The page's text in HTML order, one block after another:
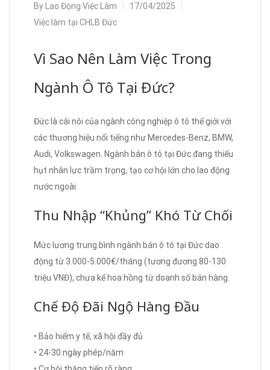
By Lao Động Việc Làm
17/04/2025
Việc làm tại CHLB Đức
Vì Sao Nên Làm Việc Trong
Ngành Ô Tô Tại Đức?
Đức là cái nôi của ngành công nghiệp ô tô thế giới với
các thương hiệu nổi tiếng như Mercedes-Benz, BMW,
Audi, Volkswagen. Ngành bán ô tô tại Đức đang thiếu
hụt nhân lực trầm trọng, tạo cơ hội lớn cho lao động
nước ngoài.
Thu Nhập “Khủng” Khó Từ Chối
Mức lương trung bình ngành bán ô tô tại Đức dao
động từ 3.000-5.000€/tháng (tương đương 80-130
triệu VNĐ), chưa kể hoa hồng từ doanh số bán hàng.
Chế Độ Đãi Ngộ Hàng Đầu
• Bảo hiểm y tế, xã hội đầy đủ
• 24-30 ngày phép/năm